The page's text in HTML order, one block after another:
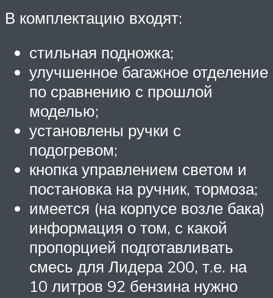
В комплектацию входят:
стильная подножка;
улучшенное багажное отделение
по сравнению с прошлой
моделью;
установлены ручки с
подогревом;
кнопка управлением светом и
постановка на ручник, тормоза;
имеется (на корпусе возле бака)
информация о том, с какой
пропорцией подготавливать
смесь для Лидера 200, т.е. на
10 литров 92 бензина нужно